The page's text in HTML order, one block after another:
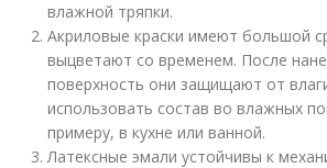
влажной тряпки.
Акриловые краски имеют большой
выцветают со временем. После
поверхность они защищают от
использовать состав во влажных
примеру, в кухне или ванной.
Латексные эмали устойчивы к